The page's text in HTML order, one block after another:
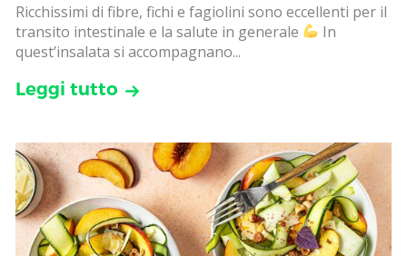
Ricchissimi di fibre, fichi e fagiolini sono eccellenti per il
transito intestinale e la salute in generale
In
quest’insalata si accompagnano...
Leggi tutto